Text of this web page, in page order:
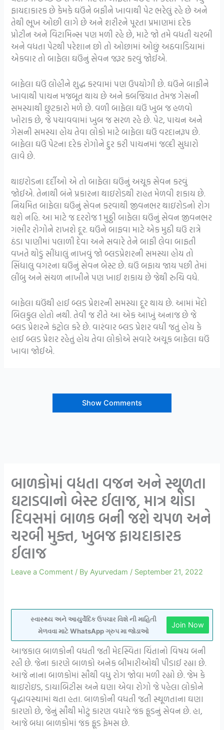
ફાયદાકારક છે કેમકે ઘઉંને બફીને ખાવાથી પેટ ભરેલું રહે છે અને
તેથી ભૂખ ઓછી લાગે છે અને શરીરને પૂરતા પ્રમાણમાં દરેક
પ્રોટીન અને વિટામિન્સ પણ મળી રહે છે, માટે જો તમે વધતી ચરબી
અને વધતા પેટથી પરેશાન છો તો ઓછામાં ઓછું અઠવાડિયામાં
એકવાર તો બાફેલા ઘઉંનું સેવન જરૂર કરવું જોઈએ.
બાફેલા ઘઉં લોહીને શુદ્ધ કરવામાં પણ ઉપયોગી છે. ઘઉંને બાફીને
ખાવાથી પાચન મજબૂત થાય છે અને કબજિયાત તેમજ ગેસની
સમસ્યાથી છુટકારો મળે છે. વળી બાફેલા ઘઉં ખુબ જ હળવો
ખોરાક છે, જે પચાવવામાં ખુબ જ સરળ રહે છે. પેટ, પાચન અને
ગેસની સમસ્યા હોય તેવા લોકો માટે બાફેલા ઘઉં વરદાનરૂપ છે.
બાફેલા ઘઉં પેટના દરેક રોગોને દુર કરી પાચનમાં જલ્દી સુધારો
લાવે છે.
થાઇરોડના દર્દીઓ એ તો બાફેલા ઘઉંનું અચૂક સેવન કરવું
જોઈએ. તેનાથી બંને પ્રકારના થાઇરોડથી રાહત મેળવી શકાય છે.
નિયમિત બાફેલા ઘઉંનું સેવન કરવાથી જીવનભર થાઇરોડનો રોગ
થશે નહિ. આ માટે જ દરરોજ 1 મુઠ્ઠી બાફેલા ઘઉંનું સેવન જીવનભર
ગંભીર રોગોને રાખશે દૂર.ઘઉંને બાફવા માટે એક મુઠી ઘઉં રાત્રે
ઠંડા પાણીમાં પલાળી દેવા અને સવારે તેને બાફી લેવા બાફતી
વખતે થોડું સીંધાલું નાખવું જો બ્લડપ્રેશરની સમસ્યા હોય તો
સિંધાલુ વગરના ઘઉંનું સેવન બેસ્ટ છે. ઘઉં બફાય જાય પછી તેમાં
લીંબુ અને સંચળ નાખીને પણ ખાઈ શકાય છે જેથી રુચિ વધે.
બાફેલા ઘઉંથી હાઈ બ્લડ પ્રેશરની સમસ્યા દૂર થાય છે. આમાં મેંદો
બિલકુલ હોતો નથી. તેવી જ રીતે આ એક આખું અનાજ છે જે
બ્લડ પ્રેશરને કંટ્રોલ કરે છે. વારંવાર બ્લડ પ્રેશર વધી જતું હોય કે
હાઈ બ્લડ પ્રેશર રહેતું હોય તેવા લોકોએ સવારે અચૂક બાફેલા ઘઉં
ખાવા જોઈએ.
Show Comments
બાળકોમાં વધતા વજન અને સ્થૂળતા
ઘટાડવાનો બેસ્ટ ઈલાજ, માત્ર થોડા
દિવસમાં બાળક બની જશે ચપળ અને
ચરબી મુક્ત, ખુબજ ફાયદાકારક
ઈલાજ
Leave a Comment / ByAyurvedam / September 21, 2022
સ્વાસ્થ્ય અને આયુર્વેદિક ઉપચાર વિશે ની માહિતી
મેળવવા માટે WhatsApp ગ્રુપ મા જોડાઓ
Join Now
આજકાલ બાળકોની વધતી જતી મેદસ્વિતા ચિંતાનો વિષય બની
રહી છે. જેના કારણે બાળકો અનેક બીમારીઓથી પીડાઈ રહ્યા છે.
આજે નાના બાળકોમાં સૌથી વધુ રોગ જોવા મળી રહ્યો છે. જેમ કે
થાઇરોઇડ, ડાયાબિટીસ અને ઘણા એવા રોગો જે પહેલા લોકોને
વૃદ્ધાવસ્થામાં થતા હતા. બાળકોની વધતી જતી સ્થૂળતાના ઘણા
કારણો છે, જેનું સૌથી મોટું કારણ વધારે જંક ફૂડનું સેવન છે. હા,
આજે બધા બાળકોમાં જંક ફૂડ ફેમસ છે.